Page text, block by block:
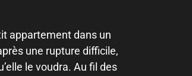
appartement dans un
une rupture difficile,
le voudra. Au fil des